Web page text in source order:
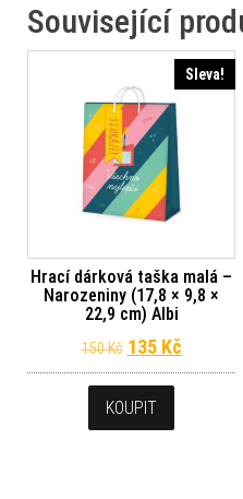
Související
Sleva!
Hrací dárková taška malá –
Narozeniny (17,8 × 9,8 ×
22,9 cm) Albi
150Kč Původní cena
135 Kč
KOUPIT